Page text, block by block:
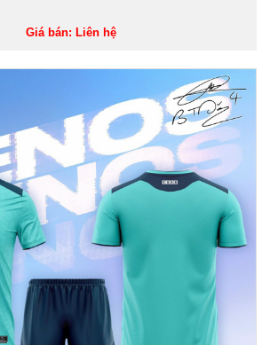
Giá bán: Liên hệ